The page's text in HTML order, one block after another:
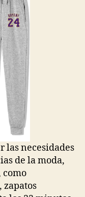
las necesidades
de la moda,
como
zapatos